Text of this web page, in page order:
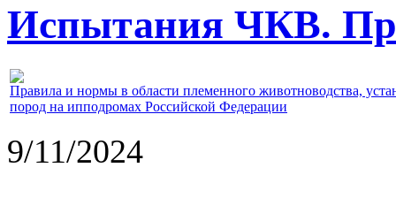
Испытания ЧКВ.
Правила и нормы в области племенного животноводства,
пород на ипподромах Российской Федерации
9/11/2024